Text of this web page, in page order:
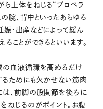
ら上体をねじる“プロペラ
腕、背中といったあらゆる
・出産などによって緩ん
ことができるといいます。
の血液循環を高めるだけ
るためにも欠かせない筋肉
は、前脚の股関節を後ろに
ねじるのがポイント。お腹